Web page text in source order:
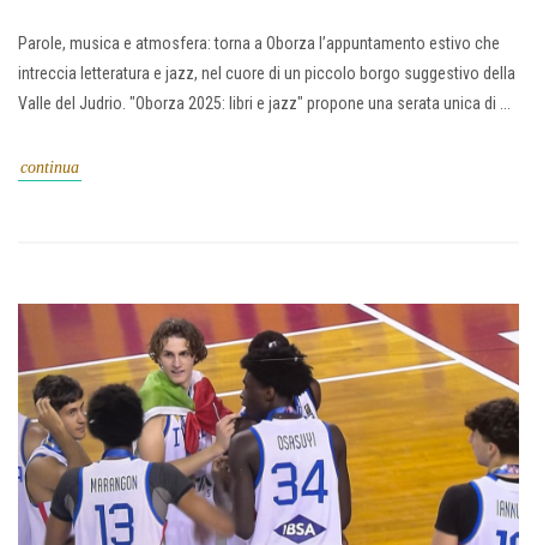
Parole, musica e atmosfera: torna a Oborza l’appuntamento estivo che
intreccia letteratura e jazz, nel cuore di un piccolo borgo suggestivo della
Valle del Judrio. "Oborza 2025: libri e jazz" propone una serata unica di ...
continua